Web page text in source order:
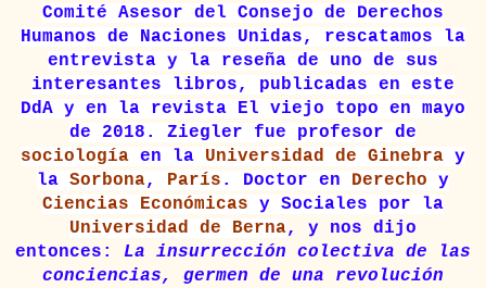
Comité Asesor del Consejo de Derechos
Humanos de Naciones Unidas, rescatamos la
entrevista y la reseña de uno de sus
interesantes libros, publicadas en este
DdA y en la revista El viejo topo en mayo
de 2018. Ziegler fue
profesor de
sociología en la Universidad de Ginebra y
la Sorbona, París . Doctor en Derecho y
Ciencias Económicas y Sociales por la
Universidad de Berna, y nos dijo
entonces: La insurrección colectiva de las
conciencias, germen de una revolución